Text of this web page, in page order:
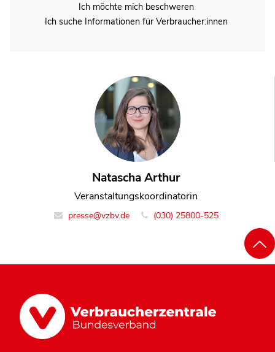
Ich möchte mich beschweren
Ich suche Informationen für Verbraucher:innen
Natascha Arthur
Veranstaltungskoordinatorin
presse@vzbv.de (030) 25800-525